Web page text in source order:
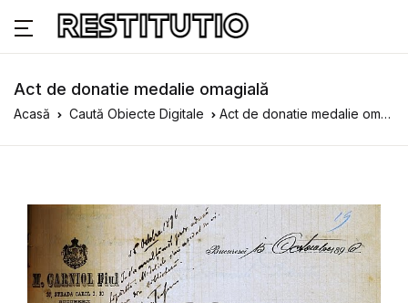
Act de donatie medalie omagială
Acasă Caută Obiecte Digitale Act de donatie medalie omagială